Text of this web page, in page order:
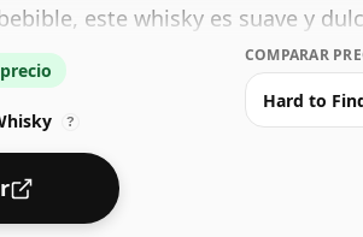
este whisky es suave y
Bushmills.
?
COMPARAR
Hard to